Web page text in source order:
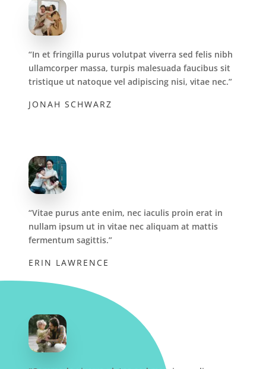
“In et fringilla purus volutpat viverra sed felis nibh
ullamcorper massa, turpis malesuada faucibus sit
tristique ut natoque vel adipiscing nisi, vitae nec.”
JONAH SCHWARZ
“Vitae purus ante enim, nec iaculis proin erat in
nullam ipsum ut in vitae nec aliquam at mattis
fermentum sagittis.”
ERIN LAWRENCE